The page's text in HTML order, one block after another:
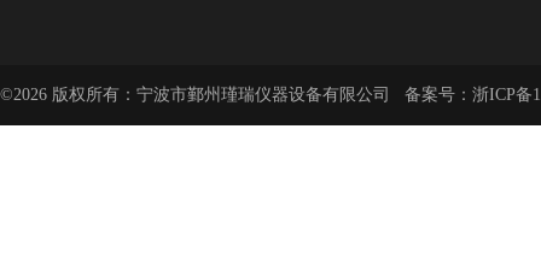
©2026 版权所有：宁波市鄞州瑾瑞仪器设备有限公司 备案号： 浙ICP备